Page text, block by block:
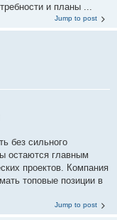
и планы ...
Jump to post
без сильного
остаются главным
проектов. Компания
топовые позиции в
Jump to post